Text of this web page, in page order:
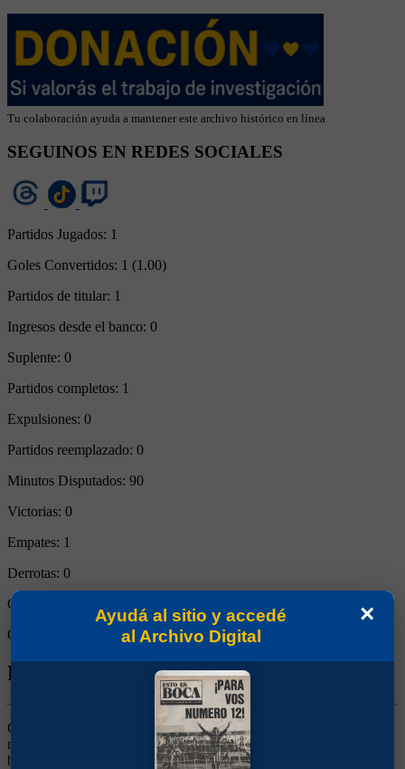
Tu colaboración ayuda a mantener este archivo histórico en línea
SEGUINOS EN REDES SOCIALES
Partidos Jugados: 1
Goles Convertidos: 1 (1.00)
Partidos de titular: 1
Ingresos desde el banco: 0
Suplente: 0
Partidos completos: 1
Expulsiones: 0
Partidos reemplazado: 0
Minutos Disputados: 90
Victorias: 0
Empates: 1
Derrotas: 0
Goles de Boca:
Goles rivales:
Biografía de Heleno De Freytas
Centrodelantero. Llegó desde Botafogo, en donde fue ídolo
marcando más de 200 goles. Tenía un estilo elegante, técnico y de
buen cabezazo, en Boca no pudo mostrar todas sus condiciones.
×
Ayudá al sitio y accedé
al Archivo Digital